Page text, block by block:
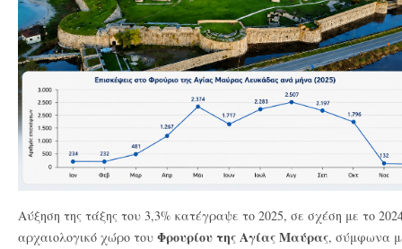
Αύξηση της τάξης του 3,3% κατέγραψε το 2025, σε σχέση με το
αρχαιολογικό χώρο του Φρουρίου της Αγίας Μαύρας, σύμφωνα